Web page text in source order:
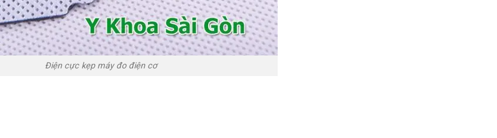
Điện cực kẹp máy đo điện cơ